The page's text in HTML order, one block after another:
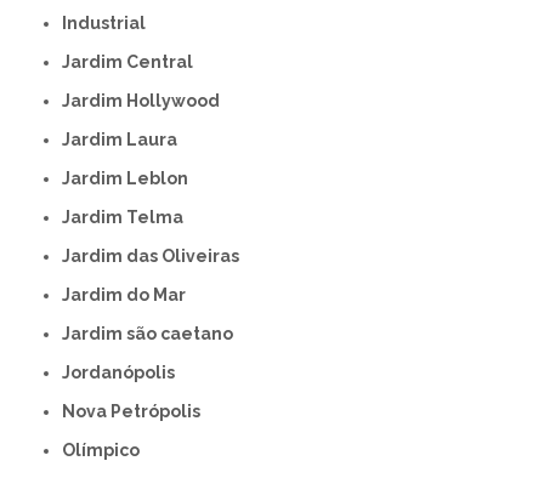
Industrial
Jardim Central
Jardim Hollywood
Jardim Laura
Jardim Leblon
Jardim Telma
Jardim das Oliveiras
Jardim do Mar
Jardim são caetano
Jordanópolis
Nova Petrópolis
Olímpico